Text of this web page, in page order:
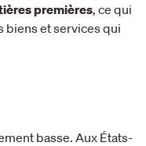
premières, ce qui
biens et services qui
basse. Aux États-